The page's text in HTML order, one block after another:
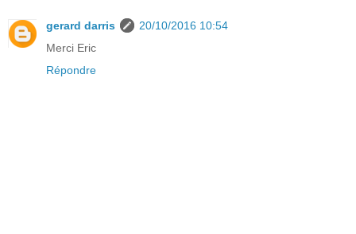
gerard darris
20/10/2016 10:54
Merci Eric
Répondre